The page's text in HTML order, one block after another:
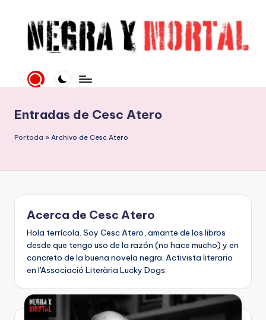
contenido
e
r
a
rt
al
literaria
la
Novela
mucho
Entradas de Cesc Atero
Portada » Archivo de Cesc Atero
Acerca de Cesc Atero
Hola terrícola. Soy Cesc Atero, amante de los libros
desde que tengo uso de la razón (no hace mucho) y en
concreto de la buena novela negra. Activista literario
en l'Associació Literària Lucky Dogs.